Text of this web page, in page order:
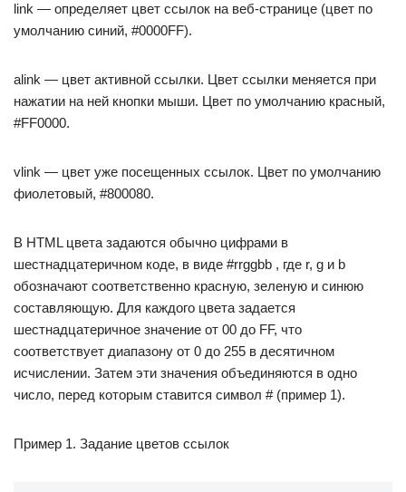
link — определяет цвет ссылок на веб-странице (цвет по
умолчанию синий, #0000FF).
alink — цвет активной ссылки. Цвет ссылки меняется при
нажатии на ней кнопки мыши. Цвет по умолчанию красный,
#FF0000.
vlink — цвет уже посещенных ссылок. Цвет по умолчанию
фиолетовый, #800080.
В HTML цвета задаются обычно цифрами в
шестнадцатеричном коде, в виде #rrggbb , где r, g и b
обозначают соответственно красную, зеленую и синюю
составляющую. Для каждого цвета задается
шестнадцатеричное значение от 00 до FF, что
соответствует диапазону от 0 до 255 в десятичном
исчислении. Затем эти значения объединяются в одно
число, перед которым ставится символ # (пример 1).
Пример 1. Задание цветов ссылок